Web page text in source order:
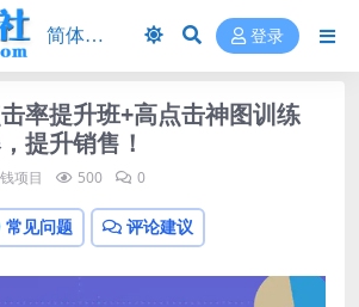
登录
率提升班+高点击神图训练
提升销售！
项目 500 0
常见问题 评论建议